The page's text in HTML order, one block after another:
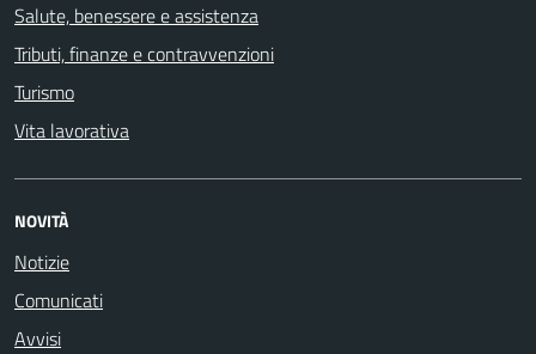
Salute, benessere e assistenza
Tributi, finanze e contravvenzioni
Turismo
Vita lavorativa
NOVITÀ
Notizie
Comunicati
Avvisi